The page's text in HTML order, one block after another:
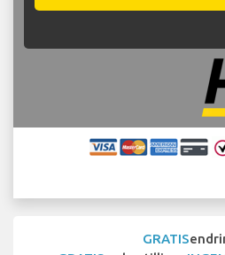
GRATIS